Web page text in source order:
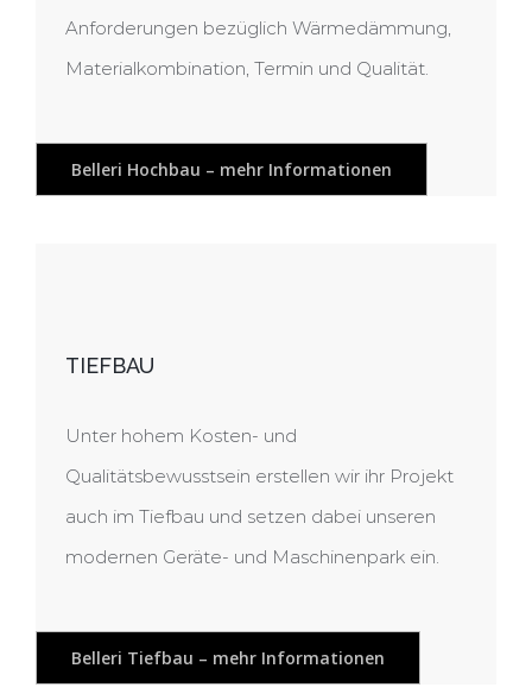
Anforderungen bezüglich Wärmedämmung,
Materialkombination, Termin und Qualität.
Belleri Hochbau – mehr Informationen
TIEFBAU
Unter hohem Kosten- und
Qualitätsbewusstsein erstellen wir ihr Projekt
auch im Tiefbau und setzen dabei unseren
modernen Geräte- und Maschinenpark ein.
Belleri Tiefbau – mehr Informationen